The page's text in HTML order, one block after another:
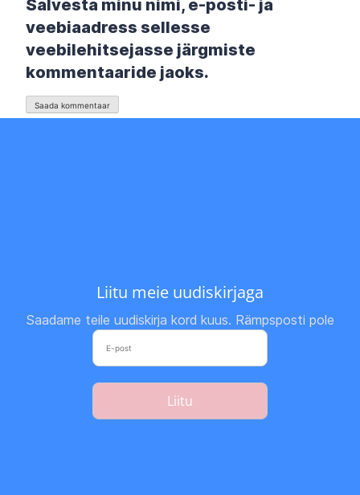
Salvesta minu nimi, e-posti- ja
veebiaadress sellesse
veebilehitsejasse järgmiste
kommentaaride jaoks.
Liitu meie uudiskirjaga
Saadame teile uudiskirja kord kuus. Rämpsposti pole
Liitu